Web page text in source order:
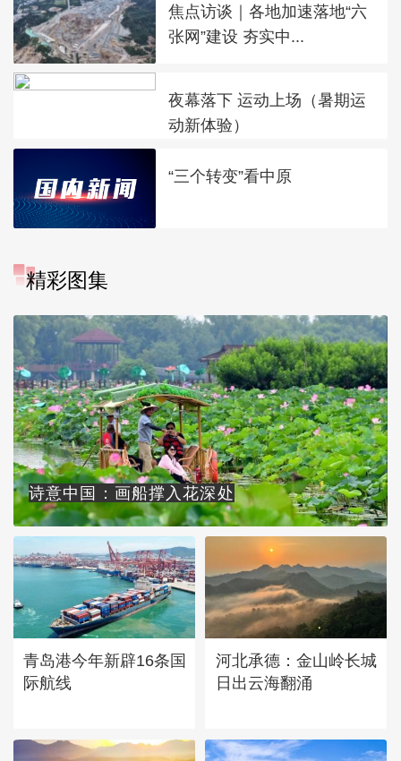
焦点访谈｜各地加速落地“六
张网”建设 夯实中...
夜幕落下 运动上场（暑期运
动新体验）
“三个转变”看中原
精彩图集
诗意中国：画船撑入花深处
青岛港今年新辟16条国
际航线
河北承德：金山岭长城
日出云海翻涌